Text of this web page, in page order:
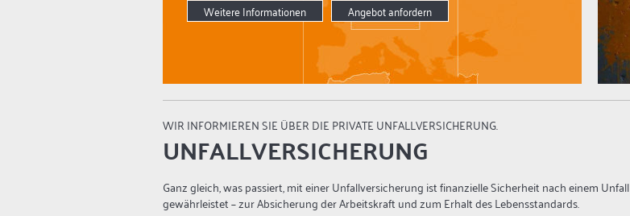
Weitere Informationen
Angebot anfordern
WIR INFORMIEREN SIE ÜBER DIE PRIVATE UNFALLVERSICHERUNG.
UNFALLVERSICHERUNG
Ganz gleich, was passiert, mit einer Unfallversicherung ist finanzielle Sicherheit nach einem Unfall
gewährleistet – zur Absicherung der Arbeitskraft und zum Erhalt des Lebensstandards.